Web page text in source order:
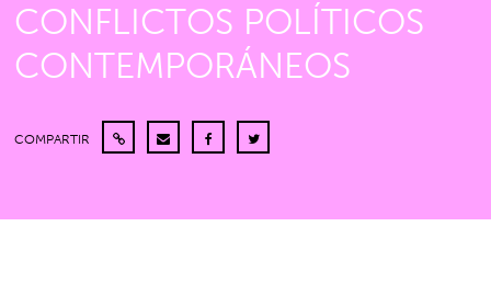
CONFLICTOS POLÍTICOS
CONTEMPORÁNEOS
COMPARTIR